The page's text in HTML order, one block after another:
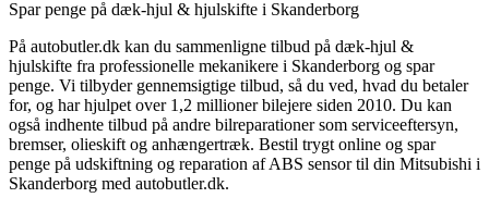
Spar penge på dæk-hjul & hjulskifte i Skanderborg
På autobutler.dk kan du sammenligne tilbud på dæk-hjul &
hjulskifte fra professionelle mekanikere i Skanderborg og spar
penge. Vi tilbyder gennemsigtige tilbud, så du ved, hvad du betaler
for, og har hjulpet over 1,2 millioner bilejere siden 2010. Du kan
også indhente tilbud på andre bilreparationer som serviceeftersyn,
bremser, olieskift og anhængertræk. Bestil trygt online og spar
penge på udskiftning og reparation af ABS sensor til din Mitsubishi i
Skanderborg med autobutler.dk.